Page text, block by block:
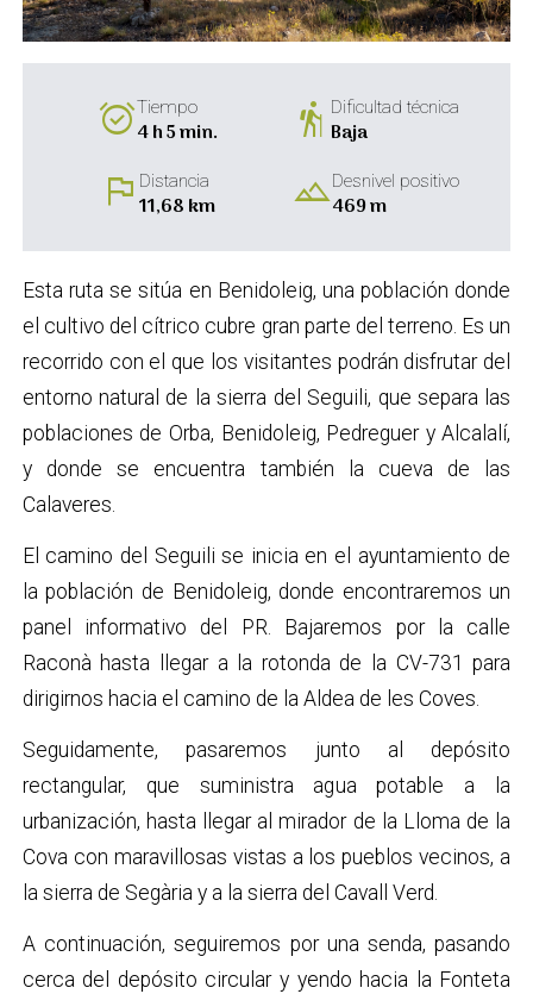
alarm_onTiempo
4 h 5 min. hikingDificultad técnica
Baja
flag Distancia
11,68 km landscapeDesnivel positivo
469 m
Esta ruta se sitúa en Benidoleig, una población donde
el cultivo del cítrico cubre gran parte del terreno. Es un
recorrido con el que los visitantes podrán disfrutar del
entorno natural de la sierra del Seguili, que separa las
poblaciones de Orba, Benidoleig, Pedreguer y Alcalalí,
y donde se encuentra también la cueva de las
Calaveres.
El camino del Seguili se inicia en el ayuntamiento de
la población de Benidoleig, donde encontraremos un
panel informativo del PR. Bajaremos por la calle
Raconà hasta llegar a la rotonda de la CV-731 para
dirigirnos hacia el camino de la Aldea de les Coves.
Seguidamente, pasaremos junto al depósito
rectangular, que suministra agua potable a la
urbanización, hasta llegar al mirador de la Lloma de la
Cova con maravillosas vistas a los pueblos vecinos, a
la sierra de Segària y a la sierra del Cavall Verd.
A continuación, seguiremos por una senda, pasando
cerca del depósito circular y yendo hacia la Fonteta